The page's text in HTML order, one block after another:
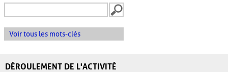
Voir tous les mots-clés
DÉROULEMENT DE L'ACTIVITÉ